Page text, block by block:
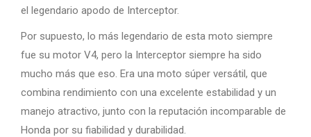
el legendario apodo de Interceptor.
Por supuesto, lo más legendario de esta moto siempre
fue su motor V4, pero la Interceptor siempre ha sido
mucho más que eso. Era una moto súper versátil, que
combina rendimiento con una excelente estabilidad y un
manejo atractivo, junto con la reputación incomparable de
Honda por su fiabilidad y durabilidad.